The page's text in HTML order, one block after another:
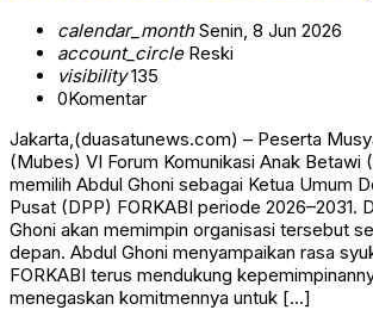
calendar_monthSenin, 8 Jun 2026
account_circleReski
visibility135
0Komentar
Jakarta,(duasatunews.com) – Peserta
(Mubes) VI Forum Komunikasi Anak Betawi
memilih Abdul Ghoni sebagai Ketua Umum
Pusat (DPP) FORKABI periode 2026–2031.
Ghoni akan memimpin organisasi tersebut
depan. Abdul Ghoni menyampaikan rasa
FORKABI terus mendukung
menegaskan komitmennya untuk […]